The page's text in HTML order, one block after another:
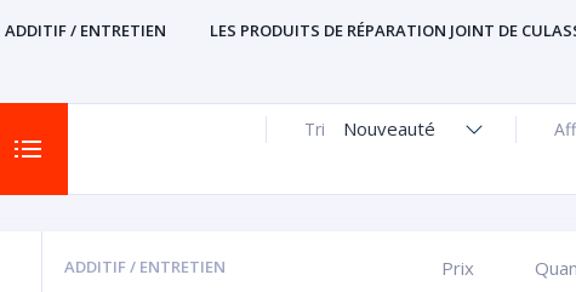
ADDITIF / ENTRETIEN LES PRODUITS DE RÉPARATION JOINT DE
Tri Nouveauté
ADDITIF / ENTRETIEN
Prix